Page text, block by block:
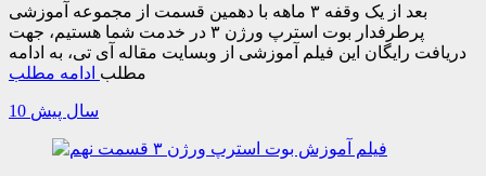
بعد از یک وقفه ۳ ماهه با دهمین قسمت از مجموعه آموزشی
پرطرفدار بوت استرپ ورژن ۳ در خدمت شما هستیم، جهت
دریافت رایگان این فیلم آموزشی از وبسایت مقاله آی تی، به ادامه
مطلب ادامه مطلب
10 سال پیش